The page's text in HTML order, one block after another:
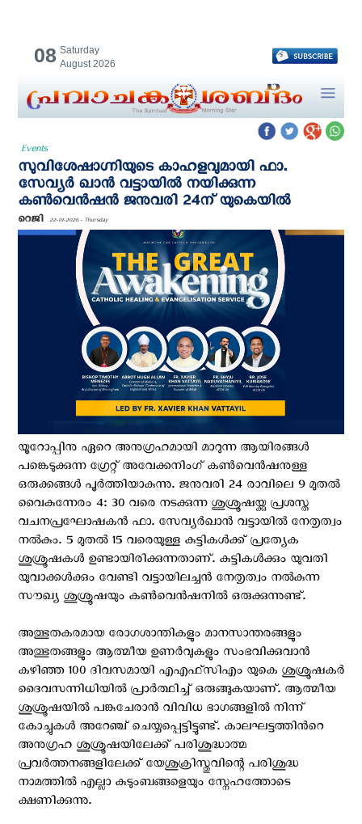
08 Saturday
August 2026
Events
സുവിശേഷാഗ്നിയുടെ കാഹളവുമായി ഫാ.
സേവ്യർ ഖാൻ വട്ടായിൽ നയിക്കുന്ന
കണ്‍വെന്‍ഷന്‍ ജനുവരി 24ന് യു‌കെയില്‍
റെജി 22-01-2026 - Thursday
യൂറോപ്പിനു ഏറെ അനുഗ്രഹമായി മാറുന്ന ആയിരങ്ങൾ
പങ്കെടുക്കുന്ന ഗ്രേറ്റ് അവേക്കനിംഗ് കൺവെൻഷനുള്ള
ഒരുക്കങ്ങൾ പൂർത്തിയാകുന്നു. ജനുവരി 24 രാവിലെ 9 മുതൽ
വൈകുന്നേരം 4: 30 വരെ നടക്കുന്ന ശുശ്രൂഷയ്ക്കു പ്രശസ്ത
വചനപ്രഘോഷകന്‍ ഫാ. സേവ്യര്‍ഖാന്‍ വട്ടായില്‍ നേതൃത്വം
നല്‍കും. 5 മുതൽ 15 വരെയുള്ള കുട്ടികൾക്ക് പ്രത്യേക
ശുശ്രൂഷകൾ ഉണ്ടായിരിക്കുന്നതാണ്. കുട്ടികൾക്കും യുവതി
യുവാക്കൾക്കും വേണ്ടി വട്ടായിലച്ചൻ നേതൃത്വം നൽകുന്ന
സൗഖ്യ ശുശ്രൂഷയും കണ്‍വെന്‍ഷനില്‍ ഒരുക്കുന്നുണ്ട്.
അത്ഭുതകരമായ രോഗശാന്തികളും മാനസാന്തരങ്ങളും
അത്ഭുതങ്ങളും ആത്മീയ ഉണർവുകളും സംഭവിക്കുവാൻ
കഴിഞ്ഞ 100 ദിവസമായി എ‌എഫ്‌സി‌എം യു‌കെ‌ ശുശ്രൂഷകർ
ദൈവസന്നിധിയിൽ പ്രാർത്ഥിച്ച് ഒരുങ്ങുകയാണ്. ആത്മീയ
ശുശ്രൂഷയില്‍ പങ്കുചേരാന്‍ വിവിധ ഭാഗങ്ങളിൽ നിന്ന്
കോച്ചുകൾ അറേഞ്ച് ചെയ്യപ്പെട്ടിട്ടുണ്ട്. കാലഘട്ടത്തിൻറെ
അനുഗ്രഹ ശുശ്രൂഷയിലേക്ക് പരിശുദ്ധാത്മ
പ്രവർത്തനങ്ങളിലേക്ക് യേശുക്രിസ്തുവിന്റെ പരിശുദ്ധ
നാമത്തിൽ എല്ലാ കുടുംബങ്ങളെയും സ്നേഹത്തോടെ
ക്ഷണിക്കുന്നു.